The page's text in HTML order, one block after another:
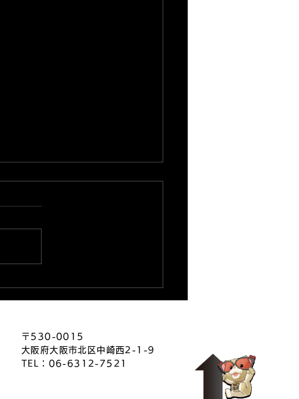
2026.8.5★出玉ランキング
〒530-0015
大阪府大阪市北区中崎西2-1-9
TEL：06-6312-7521